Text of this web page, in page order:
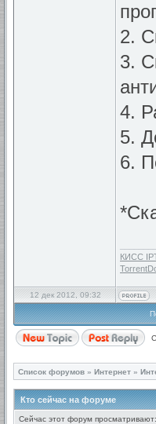
2.
3.
4.
5.
6.
КИСС
12 дек 2012, 09:32
Список форумов » Интернет »
Кто сейчас на форуме
Сейчас этот форум